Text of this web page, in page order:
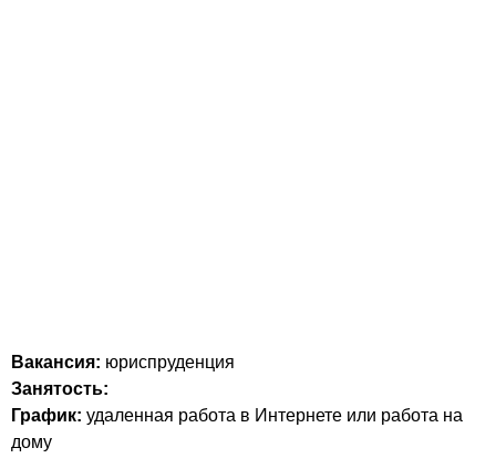
Вакансия: юриспруденция
Занятость:
График: удаленная работа в Интернете или работа на
дому